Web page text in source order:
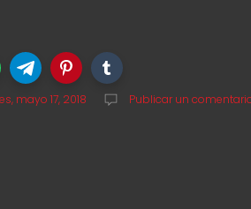
mayo 17, 2018 Publicar un